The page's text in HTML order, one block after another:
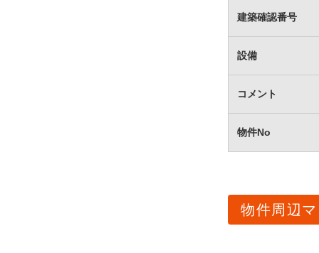
建築確認番号
設備
コメント
物件No
物件周辺